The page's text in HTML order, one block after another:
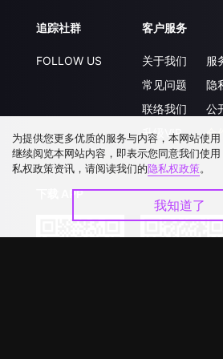
追踪社群
FOLLOW US
客户服务
关于我们
常见问题
联络我们
升级VIP
服
隐
公
合
下载 APP
为提供您更多优质的服务与内容，本网站使
继续阅览本网站内容，即表示您同意我们使
私权政策资讯，请阅读我们的隐私权政策。
我知道了